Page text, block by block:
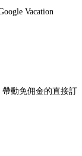
Vacation
帶動免佣金的直接訂